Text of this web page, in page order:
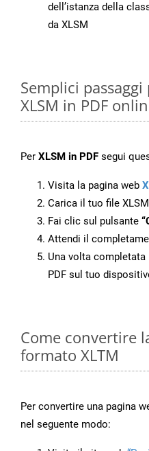
dell’istanza della
da XLSM
Semplici
XLSM in PDF
Per XLSM in PDF segui
Visita la pagina web
Carica il tuo file
Fai clic sul pulsante
Attendi il
Una volta
PDF sul tuo
Come convertire
formato XLTM
Per convertire una pagina
nel seguente modo: